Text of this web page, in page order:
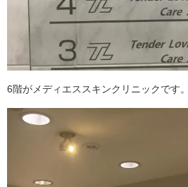
6階がメディエススキンクリニックです。